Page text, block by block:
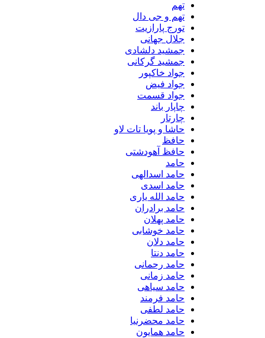
تهم و جی دال
تورج پارازیت
جلال جهانی
جمشید دلشادی
جمشید گرکانی
جواد خاکپور
جواد فیض
جواد قسمت
چاپار باند
حاشا و پویا تات لاو
حافظ آهودشتی
حامد اسدالهی
حامد اسدی
حامد الله یاری
حامد برادران
حامد پهلان
حامد خوشابی
حامد دلان
حامد دنتا
حامد رحمانی
حامد زمانی
حامد سیاهی
حامد فرمند
حامد لطفی
حامد محضرنیا
حامد همایون